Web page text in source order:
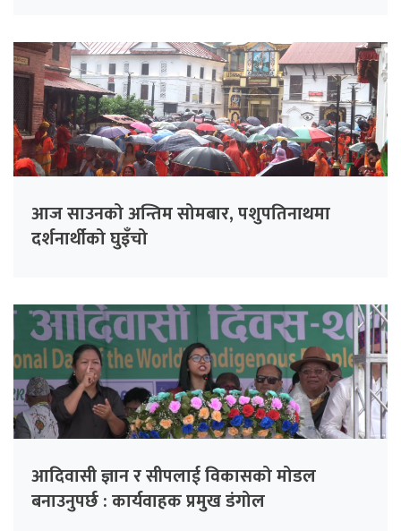
आज साउनको अन्तिम सोमबार, पशुपतिनाथमा
दर्शनार्थीको घुइँचो
आदिवासी ज्ञान र सीपलाई विकासको मोडल
बनाउनुपर्छ : कार्यवाहक प्रमुख डंगोल